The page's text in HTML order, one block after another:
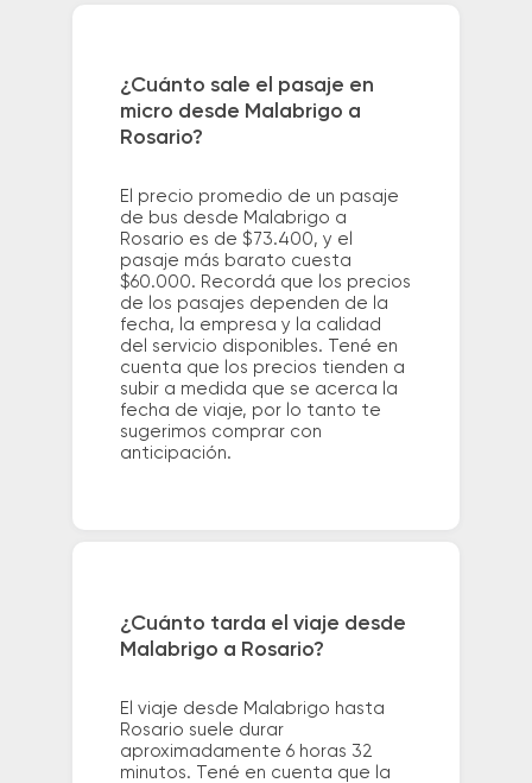
¿Cuánto sale el pasaje en
micro desde Malabrigo a
Rosario?
El precio promedio de un pasaje
de bus desde Malabrigo a
Rosario es de $73.400, y el
pasaje más barato cuesta
$60.000. Recordá que los precios
de los pasajes dependen de la
fecha, la empresa y la calidad
del servicio disponibles. Tené en
cuenta que los precios tienden a
subir a medida que se acerca la
fecha de viaje, por lo tanto te
sugerimos comprar con
anticipación.
¿Cuánto tarda el viaje desde
Malabrigo a Rosario?
El viaje desde Malabrigo hasta
Rosario suele durar
aproximadamente 6 horas 32
minutos. Tené en cuenta que la